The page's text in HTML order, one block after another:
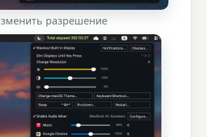
разрешение